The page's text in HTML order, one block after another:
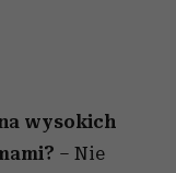
wysokich
– Nie